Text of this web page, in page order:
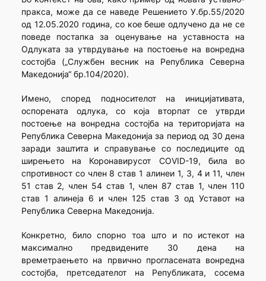
пракса, може да се наведе Решението У.бр.55/2020
од 12.05.2020 година, со кое беше одлучено да не се
поведе постапка за оценување на уставноста на
Одлуката за утврдување на постоење на вонредна
состојба („Службен весник на Република Северна
Македонија“ бр.104/2020).
Имено, според подносителот на иницијативата,
оспорената одлука, со која вторпат се утврди
постоење на вонредна состојба на територијата на
Република Северна Македонија за период од 30 дена
заради заштита и справување со последиците од
ширењето на Коронавирусот COVID-19, била во
спротивност со член 8 став 1 алинеи 1, 3, 4 и 11, член
51 став 2, член 54 став 1, член 87 став 1, член 110
став 1 алинеја 6 и член 125 став 3 од Уставот на
Република Северна Македонија.
Конкретно, било спорно тоа што и по истекот на
максимално предвидените 30 дена на
времетраењето на првично прогласената вонредна
состојба, претседателот на Републиката, сосема